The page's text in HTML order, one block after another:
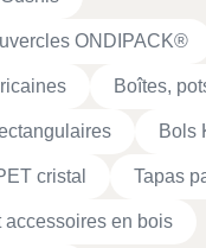
ONDIPACK®
Boîtes,
Bols
cristal Tapas
accessoires en bois